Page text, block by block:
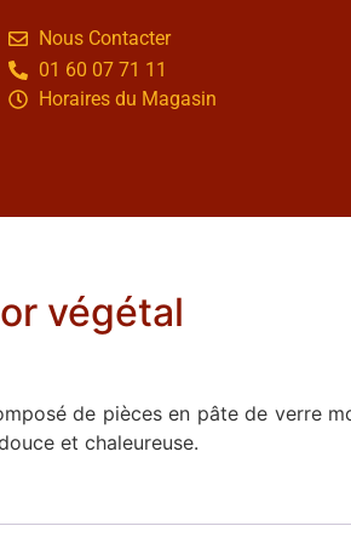
Nous Contacter
01 60 07 71 11
Horaires du Magasin
végétal
de pièces en pâte de verre
et chaleureuse.